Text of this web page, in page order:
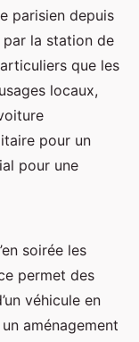
parisien depuis
par la station de
que les
locaux,
pour un
pour une
soirée les
permet des
véhicule en
aménagement